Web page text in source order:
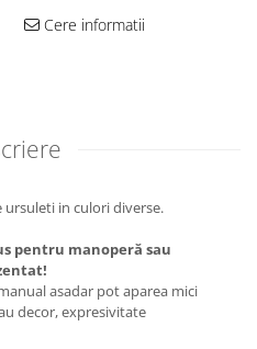
Cere informatii
in culori diverse.
pentru manoperă sau
asadar pot aparea mici
decor, expresivitate